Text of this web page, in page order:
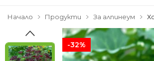
Начало Продукти За алпинеум
-32%